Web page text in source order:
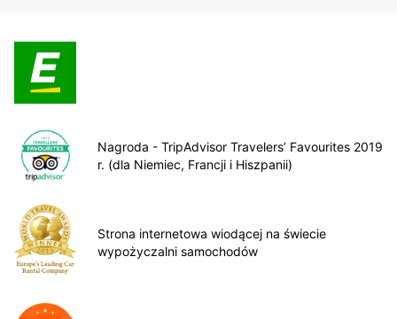
Nagroda - TripAdvisor Travelers’ Favourites 2019
r. (dla Niemiec, Francji i Hiszpanii)
Strona internetowa wiodącej na świecie
wypożyczalni samochodów